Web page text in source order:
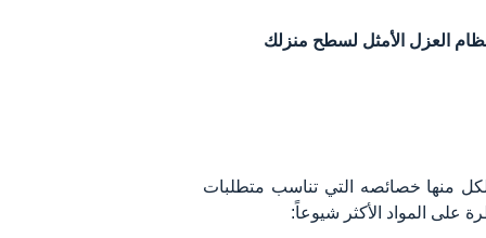
نظام العزل الأمثل لسطح منزلك
منها خصائصه التي تناسب متطلبات
على المواد الأكثر شيوعاً: